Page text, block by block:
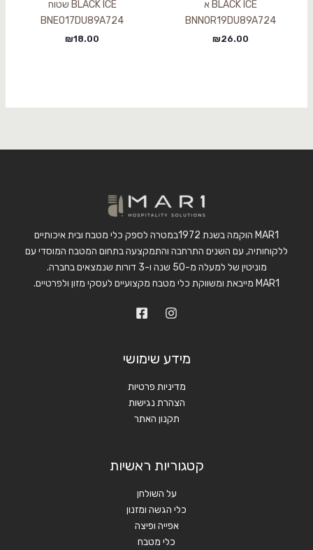
BLACK ICE א
BNNOR19DU89A724
₪26.00
BLACK ICE שטוח
BNEO17DU89A724
₪18.00
MAR1 הוקמה בשנת 1972במטרה לספק כלי מטבח ובית איכותיים
ללקוחותיה, עם השנים התרחבה והתמקצעה בתחום המטבח המוסדי עם
מוניטין של למעלה מ-50 שנה ו-3 דורות שנמצאים בחברה.
MAR1 מייבאת ומשווקת כלי מטבח מקצועיים לעסקי מזון ולפרטיים.
מידע שימושי
מדיניות פרטיות
הצהרת נגישות
תקנון האתר
קטגוריות ראשיות
על השולחן
כלי הגשה ומזנון
אפייה ופיצה
כלי מטבח